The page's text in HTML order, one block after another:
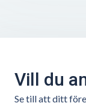
Vill du
Se till att ditt